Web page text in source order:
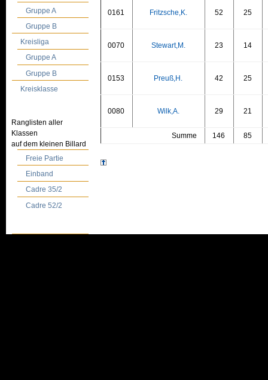
Gruppe A
Gruppe B
Kreisliga
Gruppe A
Gruppe B
Kreisklasse
Ranglisten aller
Klassen
auf dem kleinen Billard
Freie Partie
Einband
Cadre 35/2
Cadre 52/2
0161 Fritzsche,K. 52 25
0070 Stewart,M. 23 14
0153 Preuß,H. 42 25
0080 Wilk,A. 29 21
Summe 146 85